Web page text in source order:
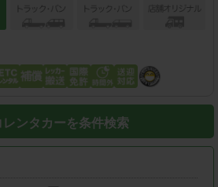
ンタカーを条件検索